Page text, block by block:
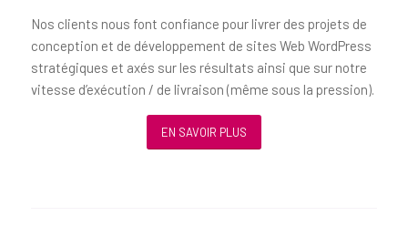
Nos clients nous font confiance pour livrer des projets de
conception et de développement de sites Web WordPress
stratégiques et axés sur les résultats ainsi que sur notre
vitesse d’exécution / de livraison (même sous la pression).
EN SAVOIR PLUS